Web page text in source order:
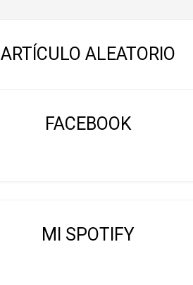
ARTÍCULO ALEATORIO
FACEBOOK
MI SPOTIFY